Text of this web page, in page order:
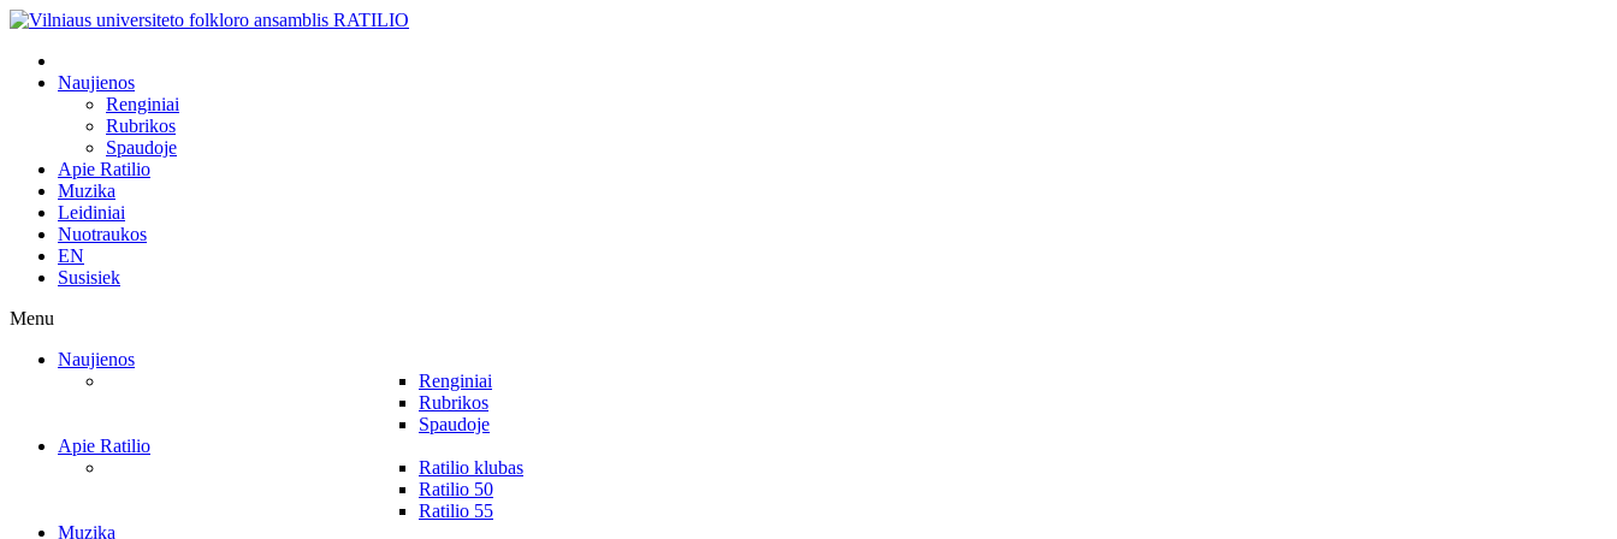
Naujienos
Renginiai
Rubrikos
Spaudoje
Apie Ratilio
Muzika
Leidiniai
Nuotraukos
EN
Susisiek
Menu
Naujienos
Renginiai
Rubrikos
Spaudoje
Apie Ratilio
Ratilio klubas
Ratilio 50
Ratilio 55
Muzika